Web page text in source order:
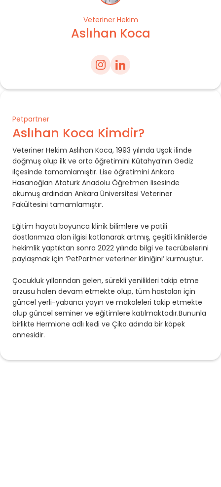
Petpartner
Aslıhan Koca Kimdir?
Veteriner Hekim Aslıhan Koca, 1993 yılında Uşak ilinde
doğmuş olup ilk ve orta öğretimini Kütahya’nın Gediz
ilçesinde tamamlamıştır. Lise öğretimini Ankara
Hasanoğlan Atatürk Anadolu Öğretmen lisesinde
okumuş ardından Ankara Üniversitesi Veteriner
Fakültesini tamamlamıştır.
Eğitim hayatı boyunca klinik bilimlere ve patili
dostlarımıza olan ilgisi katlanarak artmış, çeşitli kliniklerde
hekimlik yaptıktan sonra 2022 yılında bilgi ve tecrübelerini
paylaşmak için ‘PetPartner veteriner kliniğini’ kurmuştur.
Çocukluk yıllarından gelen, sürekli yenilikleri takip etme
arzusu halen devam etmekte olup, tüm hastaları için
güncel yerli-yabancı yayın ve makaleleri takip etmekte
olup güncel seminer ve eğitimlere katılmaktadır.Bununla
birlikte Hermione adlı kedi ve Çiko adında bir köpek
annesidir.
Veteriner Hekim
Aslıhan Koca